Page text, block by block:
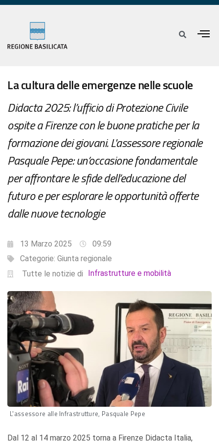
La cultura delle emergenze nelle scuole
Didacta 2025: l’ufficio di Protezione Civile
ospite a Firenze con le buone pratiche per la
formazione dei giovani. L'assessore regionale
Pasquale Pepe: un’occasione fondamentale
per affrontare le sfide dell’educazione del
futuro e per esplorare le opportunità offerte
dalle nuove tecnologie
13 Marzo 2025
09:59
Categorie: Giunta regionale
Tutte le notizie di
Infrastrutture e mobilità
L'assessore alle Infrastrutture, Pasquale Pepe
Dal 12 al 14 marzo 2025 torna a Firenze Didacta Italia,